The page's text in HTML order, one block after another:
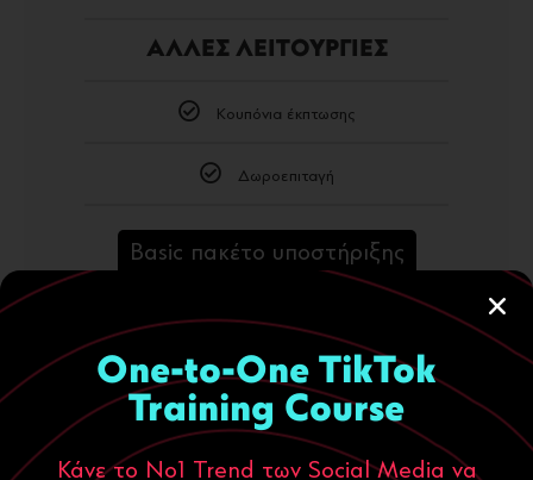
ΑΛΛΕΣ ΛΕΙΤΟΥΡΓΙΕΣ
Κουπόνια έκπτωσης
Δωροεπιταγή
Basic πακέτο υποστήριξης
Ενδιαφέρομαι
Basic
One-to-One TikTok
Training Course
Κάνε το Νο1 Trend των Social Media να